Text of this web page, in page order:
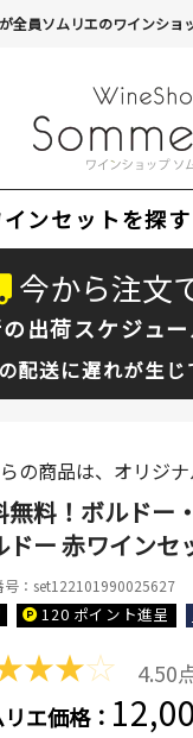
全員ソムリエのワインショ
インセットを探す
今から注文
出荷スケジュ
配送に遅れが生
の商品は、オリジ
無料！ボルドー
ドー 赤ワイン
号：set122101990025627
120 ポイント進呈
★★☆ 4.50
エ価格：